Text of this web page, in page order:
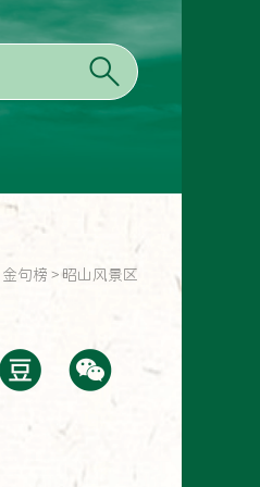
金句榜 > 昭山风景区